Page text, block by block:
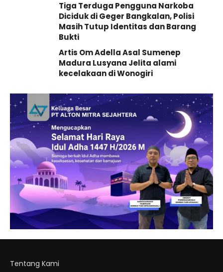
Tiga Terduga Pengguna Narkoba
Diciduk di Geger Bangkalan, Polisi
Masih Tutup Identitas dan Barang
Bukti
Artis Om Adella Asal Sumenep
Madura Lusyana Jelita alami
kecelakaan di Wonogiri
Tentang Kami